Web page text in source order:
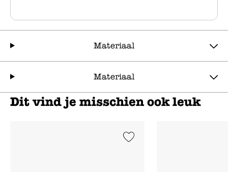
Materiaal
Materiaal
Dit vind je misschien ook leuk
Add to Wishlist